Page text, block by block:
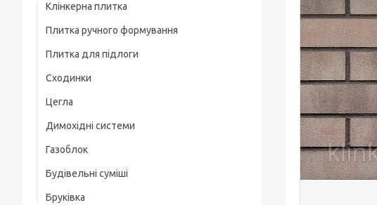
Клінкерна плитка
Плитка ручного формування
Плитка для підлоги
Сходинки
Цегла
Димохідні системи
Газоблок
Будівельні суміші
Бруківка